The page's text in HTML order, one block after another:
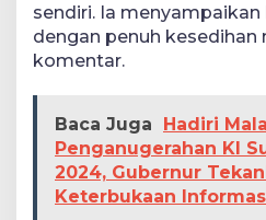
sendiri. Ia
dengan penuh kesedihan
komentar.
Baca Juga
Hadiri
Penganugerahan KI
2024, Gubernur
Keterbukaan